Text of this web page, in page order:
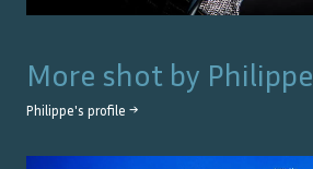
More shot by Philippe
Philippe's profile →